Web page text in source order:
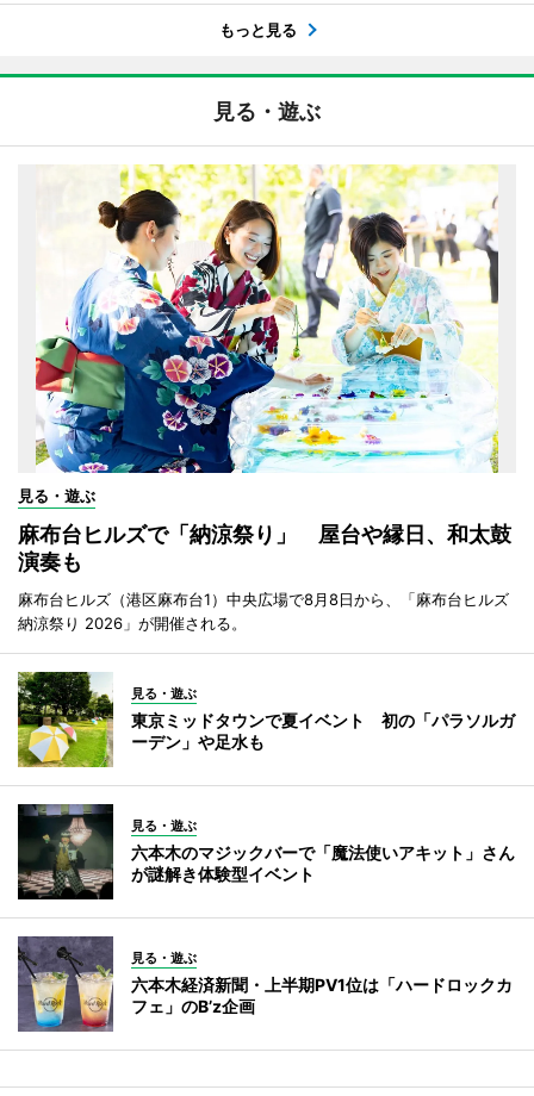
もっと見る
見る・遊ぶ
見る・遊ぶ
麻布台ヒルズで「納涼祭り」 屋台や縁日、和太鼓
演奏も
麻布台ヒルズ（港区麻布台1）中央広場で8月8日から、「麻布台ヒルズ
納涼祭り 2026」が開催される。
見る・遊ぶ
東京ミッドタウンで夏イベント 初の「パラソルガ
ーデン」や足水も
見る・遊ぶ
六本木のマジックバーで「魔法使いアキット」さん
が謎解き体験型イベント
見る・遊ぶ
六本木経済新聞・上半期PV1位は「ハードロックカ
フェ」のB’z企画